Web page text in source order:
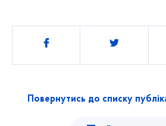
Поділитись
Повернутись до списку